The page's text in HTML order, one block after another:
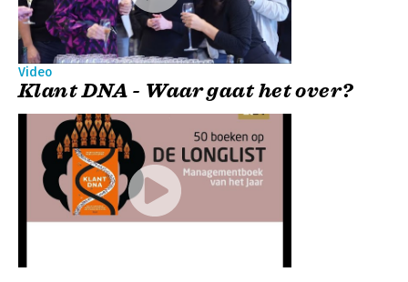
Video
Klant DNA - Waar gaat het over?